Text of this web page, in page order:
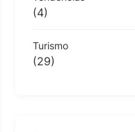
(4)
Turismo
(29)